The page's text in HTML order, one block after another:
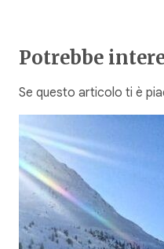
Potrebbe
Se questo articolo ti è